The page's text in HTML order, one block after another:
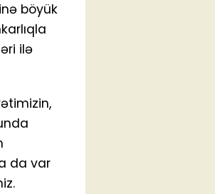
böyük
ilə
da var